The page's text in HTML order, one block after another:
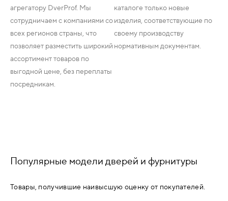
агрегатору DverProf. Мы
сотрудничаем с компаниями со
всех регионов страны, что
позволяет разместить широкий
ассортимент товаров по
выгодной цене, без переплаты
посредникам.
каталоге только новые
изделия, соответствующие по
своему производству
нормативным документам.
Популярные модели дверей и фурнитуры
Товары, получившие наивысшую оценку от покупателей.